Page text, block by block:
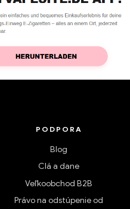
PODPORA
Blog
Clá a dane
Veľkoobchod B2B
Právo na odstúpenie od